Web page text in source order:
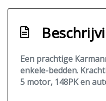
Van-swing
Zonnepaneel
Overige
Een prachtige
enkele-bedden.
5 motor, 148PK en